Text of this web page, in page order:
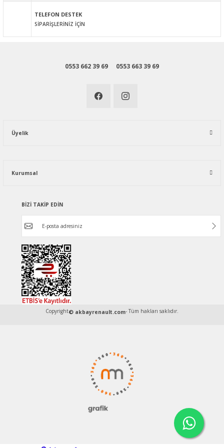
TELEFON DESTEK
SİPARİŞLERİNİZ İÇİN
0553 662 39 69 0553 663 39 69
Üyelik
Kurumsal
BİZİ TAKİP EDİN
Copyright© akbayrenault.com- Tüm hakları saklıdır.